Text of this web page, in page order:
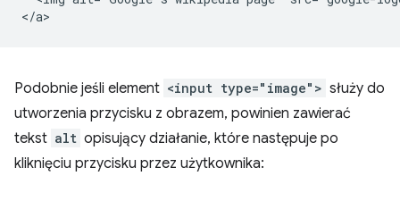
Podobnie jeśli element <input type="image"> służy do
utworzenia przycisku z obrazem, powinien zawierać
tekst alt opisujący działanie, które następuje po
kliknięciu przycisku przez użytkownika: